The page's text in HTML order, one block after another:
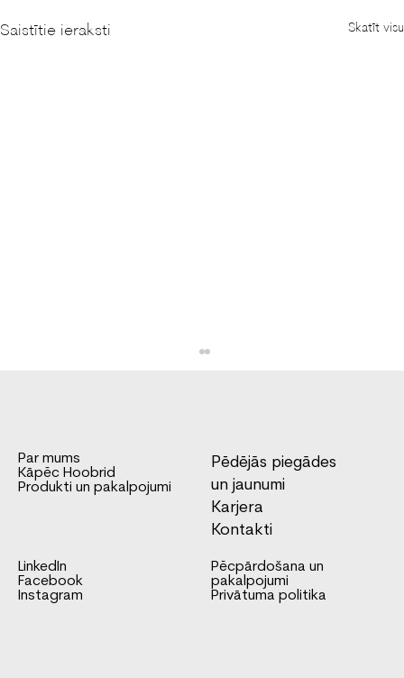
Saistītie ieraksti Skatīt visu
Pirmā BE-Combi 3500PLUS sistēma
Baltijā
Par mums
Kāpēc Hoobrid
Produkti un pakalpojumi
Pēdējās piegādes
un jaunumi
Karjera
Kontakti
Pēcpārdošana un
pakalpojumi
Privātuma politika
LinkedIn
Facebook
Instagram